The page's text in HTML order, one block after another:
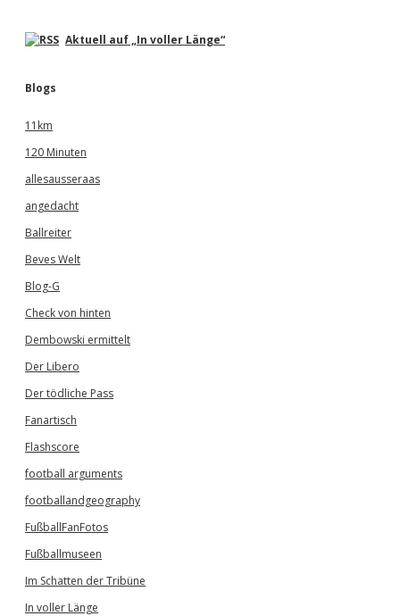
Aktuell auf „In voller Länge“
Blogs
11km
120 Minuten
allesausseraas
angedacht
Ballreiter
Beves Welt
Blog-G
Check von hinten
Dembowski ermittelt
Der Libero
Der tödliche Pass
Fanartisch
Flashscore
football arguments
footballandgeography
FußballFanFotos
Fußballmuseen
Im Schatten der Tribüne
In voller Länge